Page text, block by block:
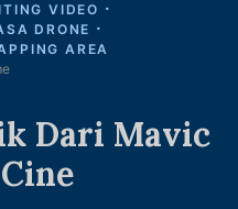
VIDEO
DRONE
AREA
Dari Mavic